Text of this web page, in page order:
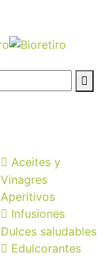
Aceites y
Vinagres
Aperitivos
Infusiones
Dulces saludables
Edulcorantes